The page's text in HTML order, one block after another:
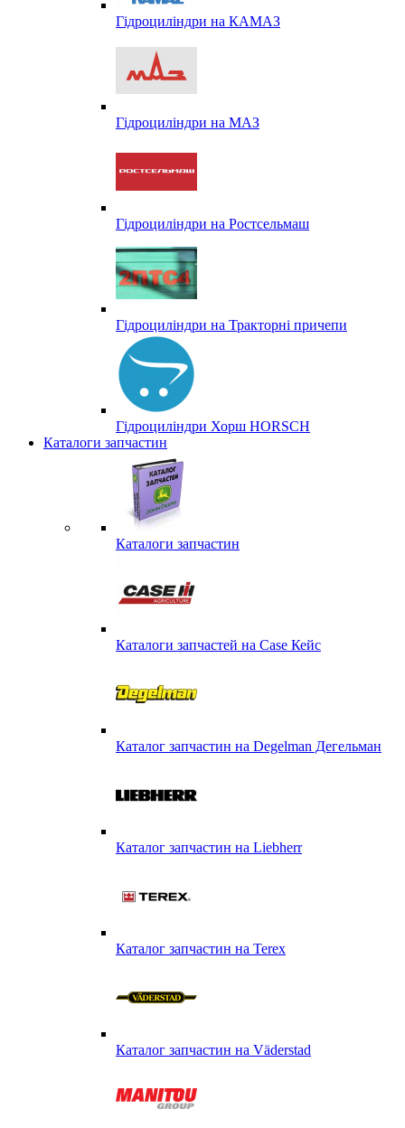
Гідроциліндри на КАМАЗ
Гідроциліндри на МАЗ
Гідроциліндри на Ростсельмаш
Гідроциліндри на Тракторні причепи
Гідроциліндри Хорш HORSCH
Каталоги запчастин
Каталоги запчастин
Каталоги запчастей на Case Кейс
Каталог запчастин на Degelman Дегельман
Каталог запчастин на Liebherr
Каталог запчастин на Terex
Каталог запчастин на Väderstad